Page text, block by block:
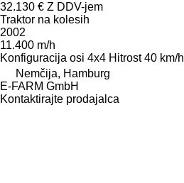
32.130 € Z DDV-jem
Traktor na kolesih
2002
11.400 m/h
Konfiguracija osi 4x4 Hitrost 40 km/h
Nemčija, Hamburg
E-FARM GmbH
Kontaktirajte prodajalca